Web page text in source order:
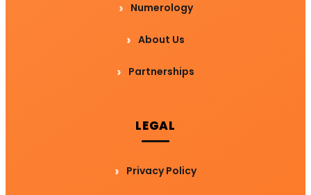
Numerology
About Us
Partnerships
LEGAL
Privacy Policy